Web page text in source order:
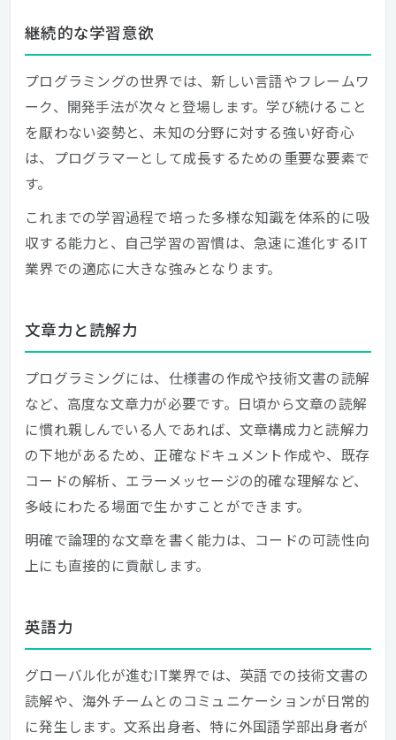
継続的な学習意欲
プログラミングの世界では、新しい言語やフレームワ
ーク、開発手法が次々と登場します。学び続けること
を厭わない姿勢と、未知の分野に対する強い好奇心
は、プログラマーとして成長するための重要な要素で
す。
これまでの学習過程で培った多様な知識を体系的に吸
収する能力と、自己学習の習慣は、急速に進化するIT
業界での適応に大きな強みとなります。
文章力と読解力
プログラミングには、仕様書の作成や技術文書の読解
など、高度な文章力が必要です。日頃から文章の読解
に慣れ親しんでいる人であれば、文章構成力と読解力
の下地があるため、正確なドキュメント作成や、既存
コードの解析、エラーメッセージの的確な理解など、
多岐にわたる場面で生かすことができます。
明確で論理的な文章を書く能力は、コードの可読性向
上にも直接的に貢献します。
英語力
グローバル化が進むIT業界では、英語での技術文書の
読解や、海外チームとのコミュニケーションが日常的
に発生します。文系出身者、特に外国語学部出身者が